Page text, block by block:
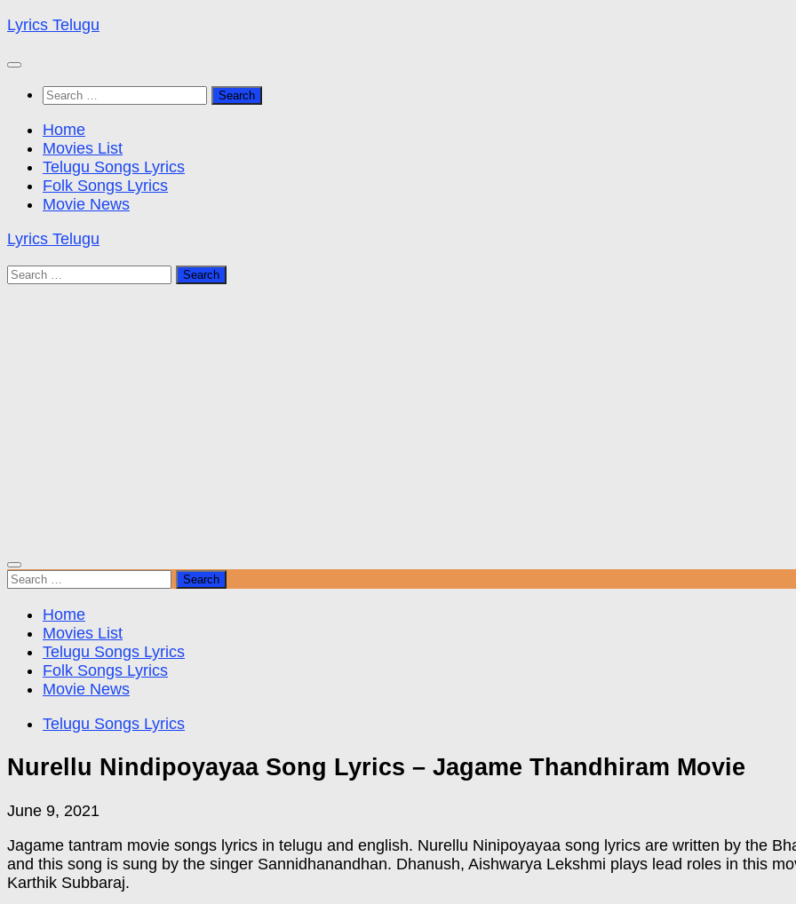
Skip
content
Lyrics Telugu
Search
Home
Movies List
Telugu Songs Lyrics
Folk Songs Lyrics
Movie News
Lyrics Telugu
Search
Search
Home
Movies List
Telugu Songs Lyrics
Folk Songs Lyrics
Movie News
Telugu Songs Lyrics
Nurellu Nindipoyayaa Song Lyrics – Jagame Thandhiram Movie
June 9, 2021
Jagame tantram movie songs lyrics in telugu and english. Nurellu Ninipoyayaa song lyrics are written by the
and this song is sung by the singer Sannidhanandhan. Dhanush, Aishwarya Lekshmi plays lead roles in this
Karthik Subbaraj.